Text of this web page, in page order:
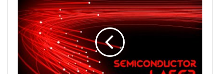
構造の道を開く。」研究チームは使用済みレーザー鍛造
高60nmのグラフェンピラミッドより、一重グラフェン
膜厚約200倍。
同研究チームのリーダーは于韦斯屈莱大学ナノ科学セン
ターのまさみからPettersson教授は、「同技術と呼ば